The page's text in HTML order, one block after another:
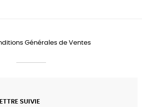
Générales de Ventes
SUIVIE